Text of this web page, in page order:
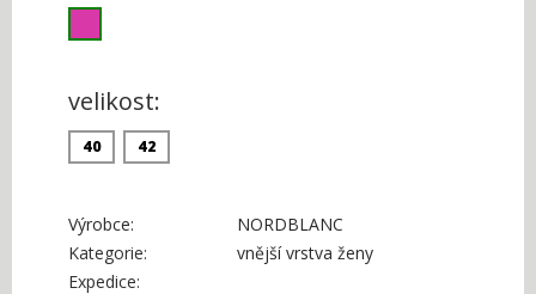
velikost:
40 42
Výrobce:
NORDBLANC
Kategorie:
vnější vrstva ženy
Expedice: